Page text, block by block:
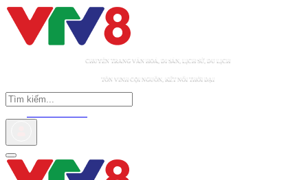
CHUYÊN TRANG VĂN HOÁ, DI SẢN, LỊCH SỬ, DU LỊCH
TÔN VINH CỘI NGUỒN, KẾT NỐI THỜI ĐẠI